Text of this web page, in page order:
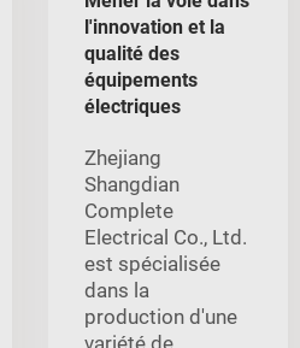
l'innovation et la
qualité des
équipements
électriques
Zhejiang
Shangdian
Complete
Electrical Co., Ltd.
est spécialisée
dans la
production d'une
variété de